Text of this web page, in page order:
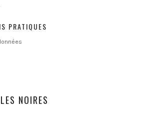
PRATIQUES
NOIRES